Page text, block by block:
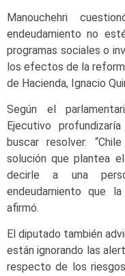
Manouchehri
endeudamiento no
programas sociales o
los efectos de la
de Hacienda, Ignacio
Según el
Ejecutivo
buscar resolver.
solución que plantea
decirle a una
endeudamiento que
afirmó.
El diputado también
están ignorando las
respecto de los